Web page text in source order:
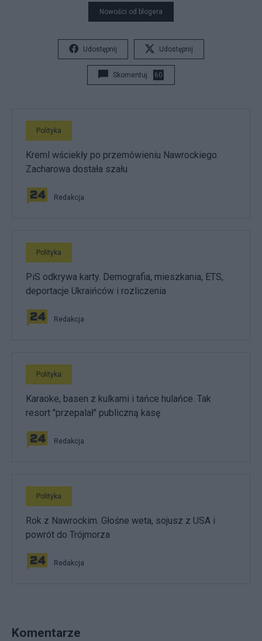
Nowości od blogera
Udostępnij Udostępnij
Skomentuj 60
Polityka
Kreml wściekły po przemówieniu Nawrockiego.
Zacharowa dostała szału
Redakcja
Polityka
PiS odkrywa karty. Demografia, mieszkania, ETS,
deportacje Ukraińców i rozliczenia
Redakcja
Polityka
Karaoke, basen z kulkami i tańce hulańce. Tak
resort "przepalał" publiczną kasę
Redakcja
Polityka
Rok z Nawrockim. Głośne weta, sojusz z USA i
powrót do Trójmorza
Redakcja
Komentarze